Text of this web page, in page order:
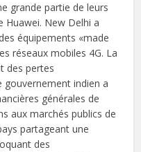
grande partie de leurs
Huawei. New Delhi a
équipements «made
réseaux mobiles 4G. La
des pertes
indien a
générales de
aux marchés publics de
partageant une
des